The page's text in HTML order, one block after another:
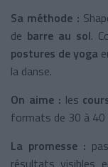
Sa méthode :
de barre au sol.
postures de yoga
la danse.
On aime : les
formats de 30 à 40
La promesse :
résultats visibles